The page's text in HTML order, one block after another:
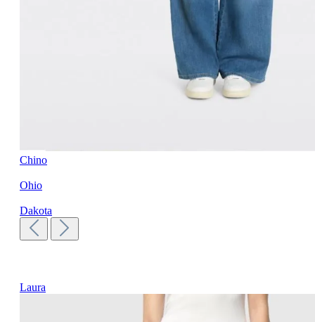
Chino
Ohio
Dakota
Laura